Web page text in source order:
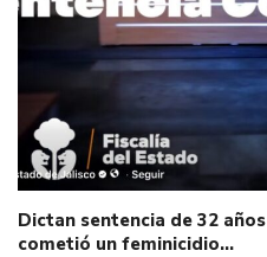
Dictan sentencia de 32
cometió un feminicidio…